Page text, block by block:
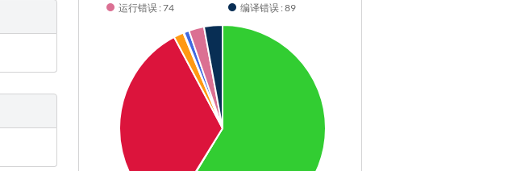
运行错误 : 74
编译错误 : 89